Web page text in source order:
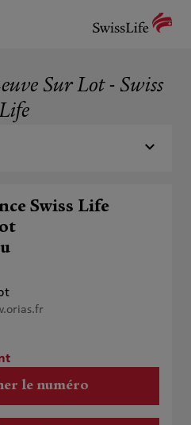
Sur Lot - Swiss
Swiss Life
le numéro